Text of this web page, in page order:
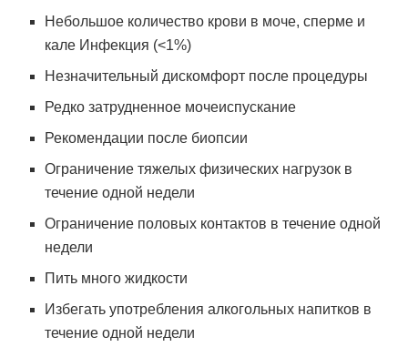
Небольшое количество крови в моче, сперме и
кале Инфекция (<1%)
Незначительный дискомфорт после процедуры
Редко затрудненное мочеиспускание
Рекомендации после биопсии
Ограничение тяжелых физических нагрузок в
течение одной недели
Ограничение половых контактов в течение одной
недели
Пить много жидкости
Избегать употребления алкогольных напитков в
течение одной недели